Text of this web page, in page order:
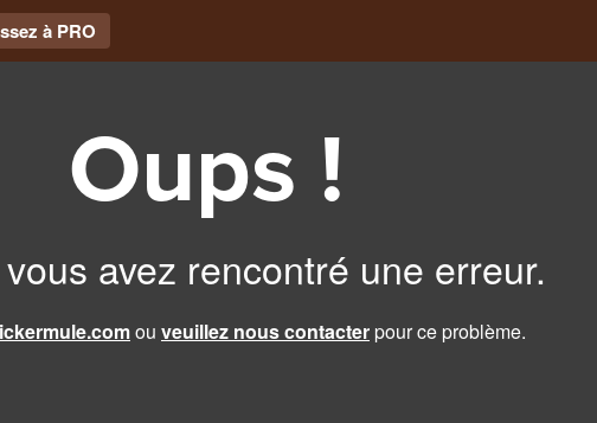
à PRO
Oups !
avez rencontré une erreur.
ou veuillez nous contacter pour ce problème.